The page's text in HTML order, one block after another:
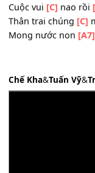
Rồi ngày[C]mai
Đành[Gm]rằng
Mà sao tim thấy
Cuộc vui[C]nao
Thân trai chúng